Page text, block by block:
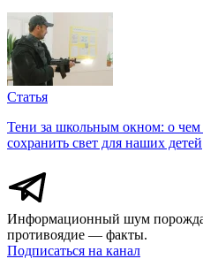
Статья
Тени за школьным окном: о чем
сохранить свет для наших детей
Информационный шум
противоядие — факты.
Подписаться на канал